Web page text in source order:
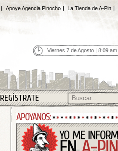
Apoye Agencia Pinocho La Tienda de A-Pin
Viernes 7 de Agosto | 8:09 am
REGÍSTRATE